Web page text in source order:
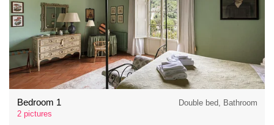
Bedroom 1
2 pictures
Double bed, Bathroom